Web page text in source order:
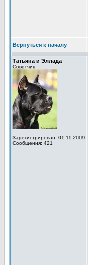
Вернуться к началу
Татьяна и Эллада
Советчик
Зарегистрирован: 01.11.2009
Сообщения: 421